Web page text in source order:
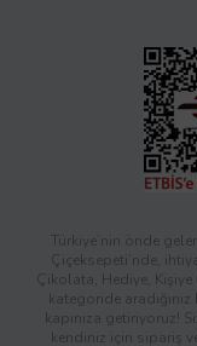
Türkiye’nin önde
Çiçeksepeti’nde,
Çikolata, Hediye,
kategoride
kapınıza getiriyoruz!
kendiniz için sipariş